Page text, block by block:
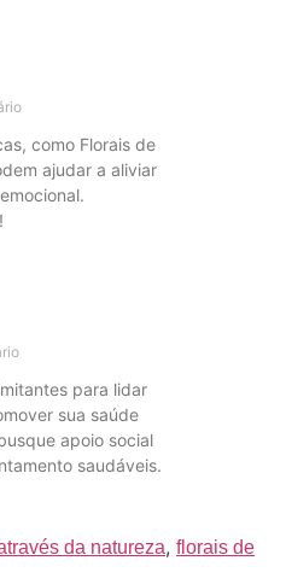
como Florais de
ajudar a aliviar
para lidar
sua saúde
apoio social
saudáveis.
da natureza, florais de